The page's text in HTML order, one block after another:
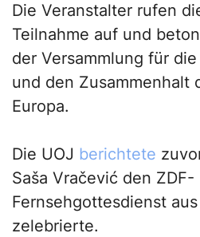
Die Veranstalter rufen
Teilnahme auf und
der Versammlung für
und den Zusammenhalt
Europa.
Die UOJ berichtete
Saša Vračević den ZDF-
Fernsehgottesdienst
zelebrierte.